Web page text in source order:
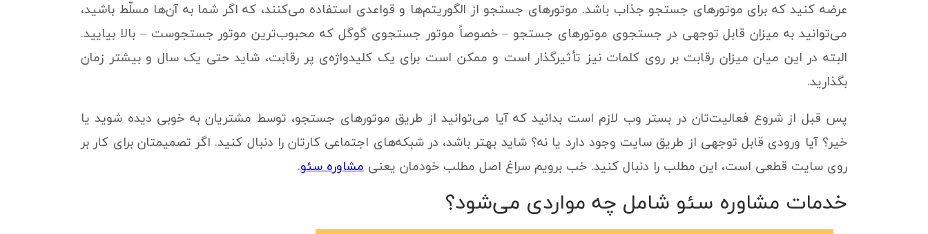
عرضه کنید که برای موتورهای جستجو جذاب باشد. موتورهای جستجو از الگوریتم‌ها و قواعدی استفاده می‌کنند، که اگر شما به آن‌ها مسلّط باشید،
می‌توانید به میزان قابل توجهی در جستجوی موتورهای جستجو – خصوصاً موتور جستجوی گوگل که محبوب‌ترین موتور جستجوست – بالا بیایید.
البته در این میان میزان رقابت بر روی کلمات نیز تأثیرگذار است و ممکن است برای یک کلیدواژه‌ی پر رقابت، شاید حتی یک سال و بیشتر زمان
بگذارید.
پس قبل از شروع فعالیت‌تان در بستر وب لازم است بدانید که آیا می‌توانید از طریق موتورهای جستجو، توسط مشتریان به خوبی دیده شوید یا
خیر؟ آیا ورودی قابل توجهی از طریق سایت وجود دارد یا نه؟ شاید بهتر باشد، در شبکه‌های اجتماعی کارتان را دنبال کنید. اگر تصمیمتان برای کار بر
روی سایت قطعی است، این مطلب را دنبال کنید. خب برویم سراغ اصل مطلب خودمان یعنی مشاوره سئو.
خدمات مشاوره سئو شامل چه مواردی می‌شود؟